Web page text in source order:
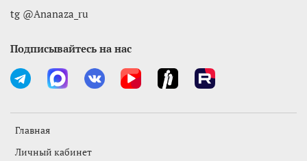
Главная
Личный кабинет
tg @Ananaza_ru
Подписывайтесь на нас